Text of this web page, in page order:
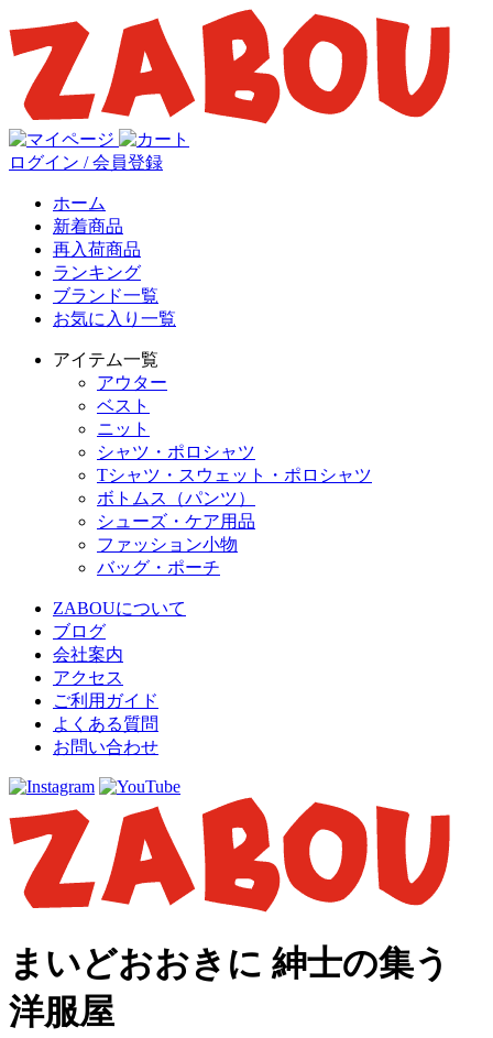
ログイン / 会員登録
ホーム
新着商品
再入荷商品
ランキング
ブランド一覧
お気に入り一覧
アイテム一覧
アウター
ベスト
ニット
シャツ・ポロシャツ
Tシャツ・スウェット・ポロシャツ
ボトムス（パンツ）
シューズ・ケア用品
ファッション小物
バッグ・ポーチ
ZABOUについて
ブログ
会社案内
アクセス
ご利用ガイド
よくある質問
お問い合わせ
まいどおおきに 紳士の集う
洋服屋